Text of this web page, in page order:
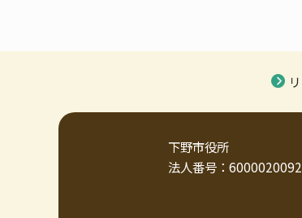
下野市役所
法人番号：